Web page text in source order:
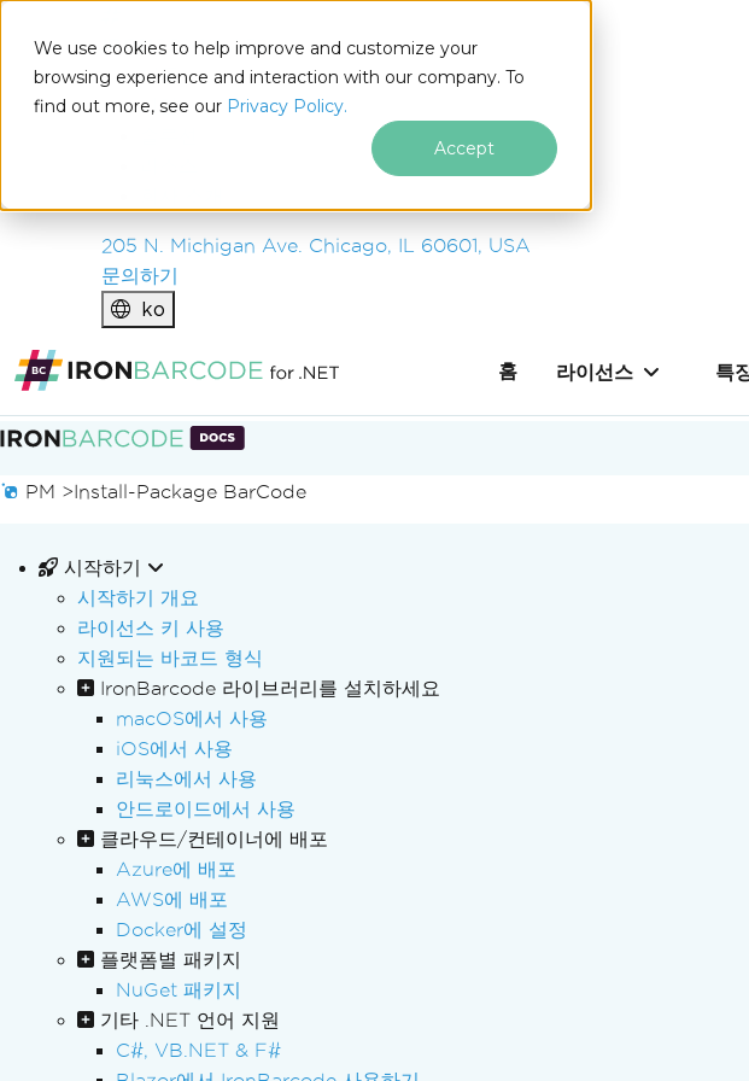
We use cookies to help improve and customize your
browsing experience and interaction with our company. To
find out more, see our Privacy Policy.
Accept
IRONSOFTWARE
제품
기업
205 N. Michigan Ave. Chicago, IL 60601, USA
문의하기
ko
홈 라이선스 특
푸터 콘텐츠로 바로가기
PM >Install-Package BarCode
시작하기
시작하기 개요
라이선스 키 사용
지원되는 바코드 형식
IronBarcode 라이브러리를 설치하세요
macOS에서 사용
iOS에서 사용
리눅스에서 사용
안드로이드에서 사용
클라우드/컨테이너에 배포
Azure에 배포
AWS에 배포
Docker에 설정
플랫폼별 패키지
NuGet 패키지
기타 .NET 언어 지원
C#, VB.NET & F#